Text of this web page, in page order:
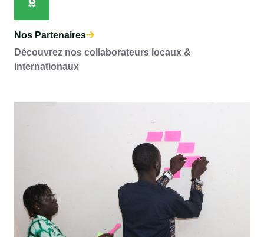
Nos Partenaires
Découvrez nos collaborateurs locaux &
internationaux